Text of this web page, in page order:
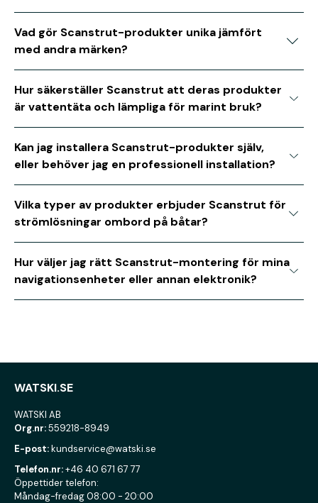
Vad gör Scanstrut-produkter unika jämfört
med andra märken?
Hur säkerställer Scanstrut att deras produkter
är vattentäta och lämpliga för marint bruk?
Kan jag installera Scanstrut-produkter själv,
eller behöver jag en professionell installation?
Vilka typer av produkter erbjuder Scanstrut för
strömlösningar ombord på båtar?
Hur väljer jag rätt Scanstrut-montering för mina
navigationsenheter eller annan elektronik?
WATSKI.SE
WATSKI AB
Org.nr:559218-8949
E-post:kundservice@watski.se
Telefon.nr:+46 40 671 67 77
Öppettider telefon:
Måndag-fredag 08:00 - 20:00